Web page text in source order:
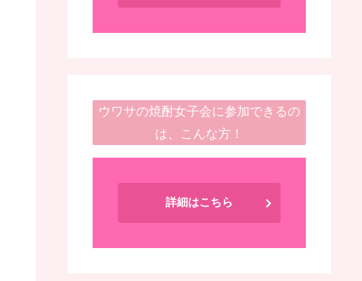
ウワサの焼酎女子会に参加できるの
は、こんな方！
詳細はこちら